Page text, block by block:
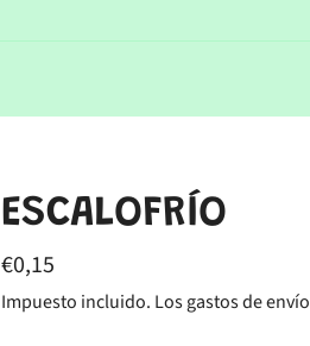
ESCALOFRÍO
Precio
habitual
€0,15
Impuesto incluido. Losgastos de envío